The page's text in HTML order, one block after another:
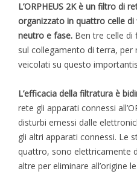
L’ORPHEUS 2K è un filtro di
organizzato in quattro celle
neutro e fase. Ben tre celle di
sul collegamento di terra, per
veicolati su questo
L’efficacia della filtratura è
rete gli apparati connessi
disturbi emessi dalle
gli altri apparati connessi. Le
quattro, sono elettricamente
altre per eliminare all’origine